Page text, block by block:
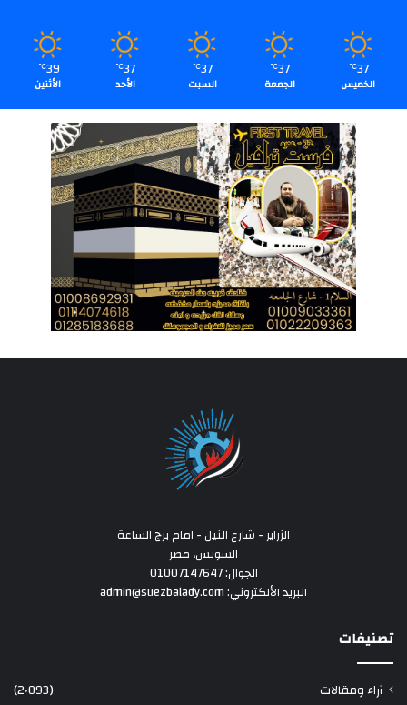
37
℃
الخميس
37
℃
الجمعة
37
℃
السبت
37
℃
الأحد
39
℃
الأثنين
الزراير - شارع النيل - امام برج الساعة
السويس، مصر
الجوال: 01007147647
البريد الألكتروني: admin@suezbalady.com
تصنيفات
آراء ومقالات
(2٬093)